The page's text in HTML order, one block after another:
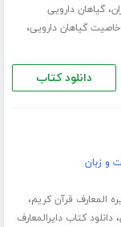
،گیاهان دارویی
خاصیت گیاهان دارویی،
دانلود کتاب
و زبان
المعارف قرآن کریم،
،دانلود کتاب دایرالمعارف